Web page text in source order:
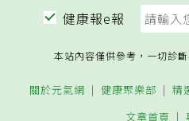
健康報e報
本站內容僅供參考，一切診
關於元氣網 健康聚樂部 精
文章首頁